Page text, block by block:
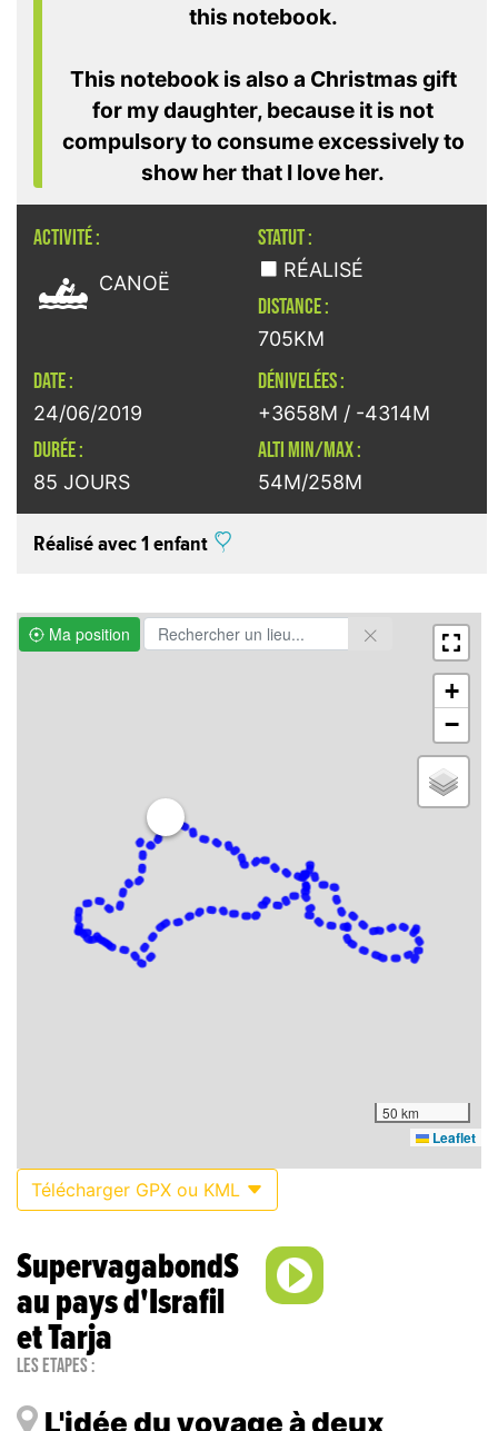
this notebook.
This notebook is also a Christmas gift
for my daughter, because it is not
compulsory to consume excessively to
show her that I love her.
ACTIVITÉ :
 CANOË
STATUT :
RÉALISÉ
DISTANCE :
705KM
DATE :
24/06/2019
DURÉE :
85 JOURS
DÉNIVELÉES :
+3658M / -4314M
ALTI MIN/MAX :
54M/258M
Réalisé avec 1 enfant
Ma position
+
−
50 km
Leaflet
Télécharger GPX ou KML
SupervagabondS
au pays d'Israfil
et Tarja
Les étapes :
L'idée du voyage à deux